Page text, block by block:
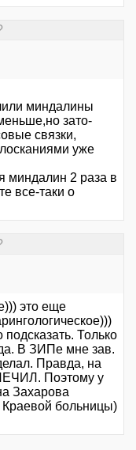
миндалины
зато-
связки,
уже
миндалин 2 раза в
все-таки о
это еще
Только
В ЗИПе мне зав.
Правда, на
Поэтому у
Захарова
Краевой больницы)